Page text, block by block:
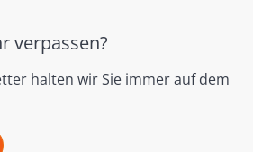
verpassen?
halten wir Sie immer auf dem